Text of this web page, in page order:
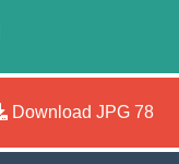
Download JPG 78